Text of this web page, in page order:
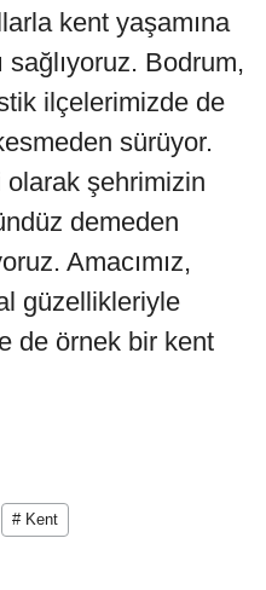
kent yaşamına
sağlıyoruz. Bodrum,
ilçelerimizde de
sürüyor.
şehrimizin
demeden
Amacımız,
güzellikleriyle
de örnek bir kent
# Kent